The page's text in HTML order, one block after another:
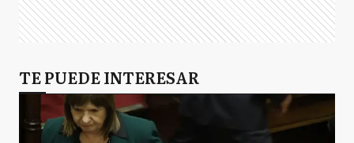
TE PUEDE INTERESAR